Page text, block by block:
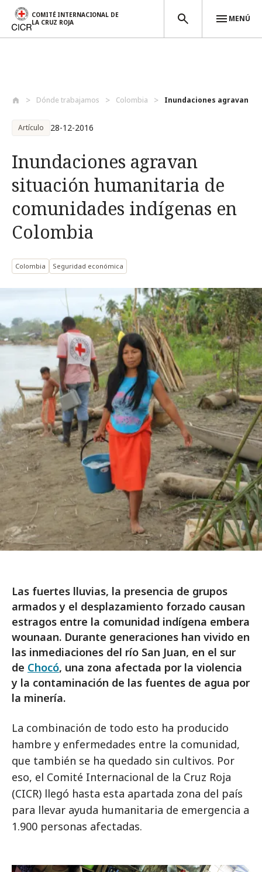
COMITÉ INTERNACIONAL DE
LA CRUZ ROJA
MENÚ
Dónde trabajamos Colombia Inundaciones agravan
Artículo 28-12-2016
Inundaciones agravan
situación humanitaria de
comunidades indígenas en
Colombia
Colombia Seguridad económica
Las fuertes lluvias, la presencia de grupos
armados y el desplazamiento forzado causan
estragos entre la comunidad indígena embera
wounaan. Durante generaciones han vivido en
las inmediaciones del río San Juan, en el sur
de Chocó, una zona afectada por la violencia
y la contaminación de las fuentes de agua por
la minería.
La combinación de todo esto ha producido
hambre y enfermedades entre la comunidad,
que también se ha quedado sin cultivos. Por
eso, el Comité Internacional de la Cruz Roja
(CICR) llegó hasta esta apartada zona del país
para llevar ayuda humanitaria de emergencia a
1.900 personas afectadas.